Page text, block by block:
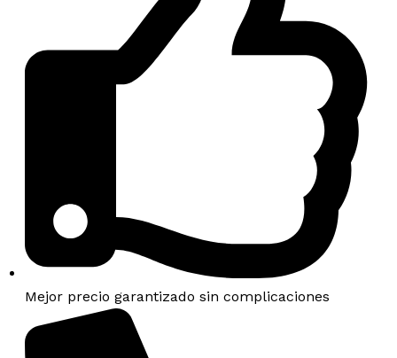
Mejor precio garantizado sin complicaciones